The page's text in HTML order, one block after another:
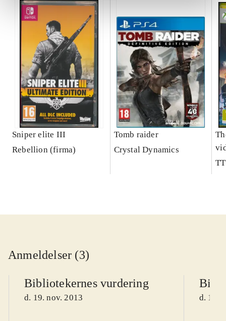
Sniper elite III
Rebellion (firma)
Tomb raider
Crystal Dynamics
Anmeldelser (3)
Bibliotekernes vurdering
d. 19. nov. 2013 d. 19.